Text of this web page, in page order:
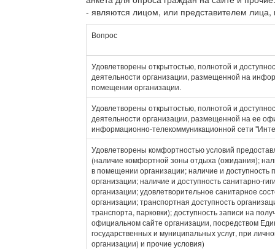
- являются лицом, или представителем
Вопрос
Удовлетворены открытостью, полнотой и
деятельности организации, размещенной на
помещении организации.
Удовлетворены открытостью, полнотой и
деятельности организации, размещенной на ее
информационно-телекоммуникационной сети
Удовлетворены комфортностью условий
(наличие комфортной зоны отдыха (ожидания);
в помещении организации; наличие и
организации; наличие и доступность санитарно-
организации; удовлетворительное санитарное
организации; транспортная доступность
транспорта, парковки); доступность записи на
официальном сайте организации, посредством
государственных и муниципальных услуг, при
организации) и прочие условия)